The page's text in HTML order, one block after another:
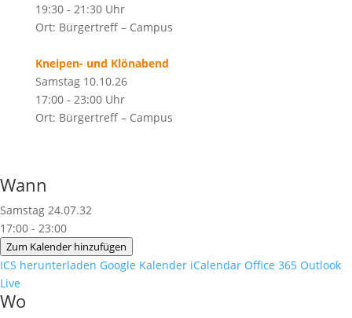
19:30 - 21:30 Uhr
Ort: Bürgertreff – Campus
Kneipen- und Klönabend
Samstag 10.10.26
17:00 - 23:00 Uhr
Ort: Bürgertreff – Campus
Wann
Samstag 24.07.32
17:00 - 23:00
Zum Kalender hinzufügen
ICS herunterladen Google Kalender iCalendar Office 365 Outlook
Live
Wo